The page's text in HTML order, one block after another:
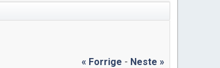
« Forrige - Neste »